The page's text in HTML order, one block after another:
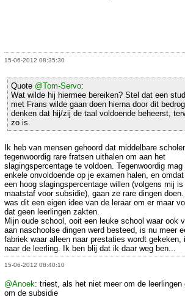
15-06-2012 08:35:30
Quote @Tom-Servo:
Wat wilde hij hiermee bereiken? Stel dat een
met Frans wilde gaan doen hierna door dit
denken dat hij/zij de taal voldoende beheerst,
zo is.
Ik heb van mensen gehoord dat middelbare
tegenwoordig rare fratsen uithalen om aan het
slagingspercentage te voldoen. Tegenwoordig mag
enkele onvoldoende op je examen halen, en
een hoog slagingspercentage willen (volgens mij
maatstaf voor subsidie), gaan ze rare dingen
was dit een eigen idee van de leraar om er maar
dat geen leerlingen zakten.
Mijn oude school, ooit een leuke school waar ook
aan naschoolse dingen werd besteed, is nu meer
fabriek waar alleen naar prestaties wordt gekeken,
naar de leerling. Ik ben blij dat ik daar weg ben...
15-06-2012 08:40:10
@Anoek: triest, als het niet meer om de leerlingen
om de subsidie